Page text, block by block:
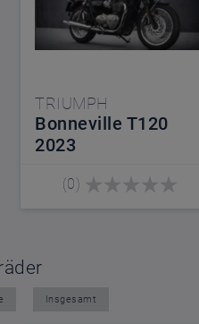
(0)
TRIUMPH
Bonneville T120
2023
Insgesamt